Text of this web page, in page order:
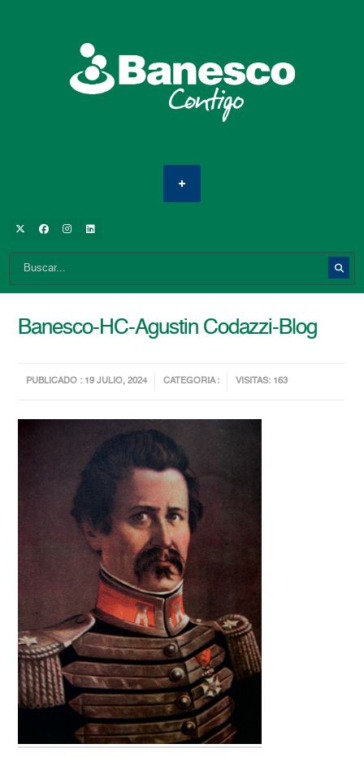
Banesco-HC-Agustin Codazzi-Blog
PUBLICADO : 19 JULIO, 2024 CATEGORIA : VISITAS: 163